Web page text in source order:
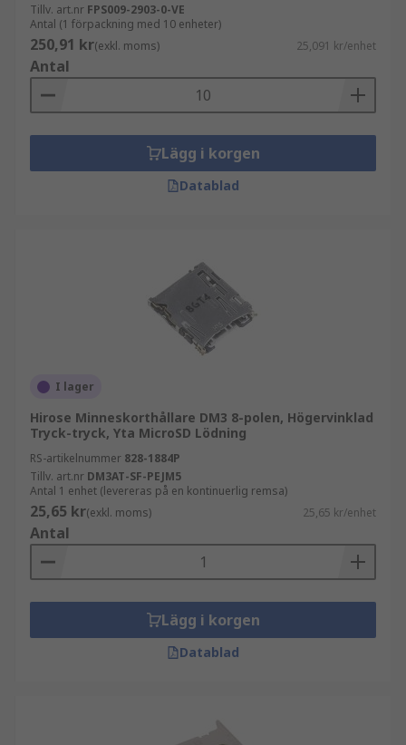
Tillv. art.nr FPS009-2903-0-VE
Antal (1 förpackning med 10 enheter)
250,91 kr(exkl. moms) 25,091 kr/enhet
Antal
Lägg i korgen
Datablad
I lager
Hirose Minneskorthållare DM3 8-polen, Högervinklad
Tryck-tryck, Yta MicroSD Lödning
RS-artikelnummer 828-1884P
Tillv. art.nr DM3AT-SF-PEJM5
Antal 1 enhet (levereras på en kontinuerlig remsa)
25,65 kr(exkl. moms) 25,65 kr/enhet
Antal
Lägg i korgen
Datablad